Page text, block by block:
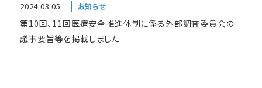
2024.03.05 お知らせ
第10回、11回医療安全推進体制に係る外部調査委員会の
議事要旨等を掲載しました